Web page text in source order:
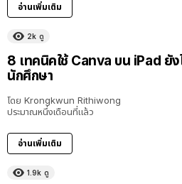
อ่านเพิ่มเติม
2k ดู
8 เทคนิคใช้ Canva บน iPad ยัง
นักศึกษา
โดย Krongkwun Rithiwong
ประมาณหนึ่งเดือนที่แล้ว
อ่านเพิ่มเติม
1.9k ดู